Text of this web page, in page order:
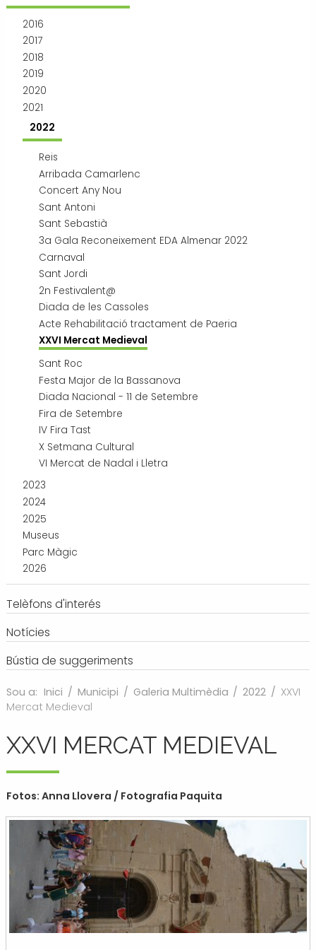
2016
2017
2018
2019
2020
2021
2022
Reis
Arribada Camarlenc
Concert Any Nou
Sant Antoni
Sant Sebastià
3a Gala Reconeixement EDA Almenar 2022
Carnaval
Sant Jordi
2n Festivalent@
Diada de les Cassoles
Acte Rehabilitació tractament de Paeria
XXVI Mercat Medieval
Sant Roc
Festa Major de la Bassanova
Diada Nacional - 11 de Setembre
Fira de Setembre
IV Fira Tast
X Setmana Cultural
VI Mercat de Nadal i Lletra
2023
2024
2025
Museus
Parc Màgic
2026
Telèfons d'interés
Notícies
Bústia de suggeriments
Sou a: Inici / Municipi / Galeria Multimèdia / 2022 / XXVI
Mercat Medieval
XXVI MERCAT MEDIEVAL
Fotos: Anna Llovera / Fotografia Paquita